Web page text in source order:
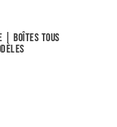
| Boîtes tous